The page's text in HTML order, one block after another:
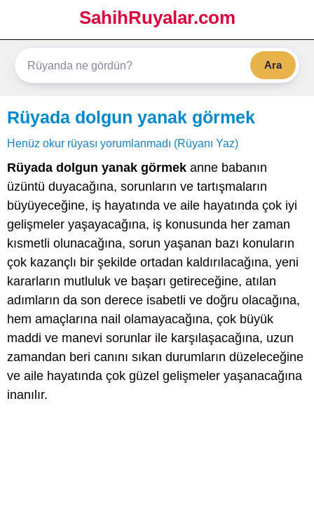
SahihRuyalar.com
Ara
Rüyada dolgun yanak görmek
Henüz okur rüyası yorumlanmadı (Rüyanı Yaz)
Rüyada dolgun yanak görmek anne babanın
üzüntü duyacağına, sorunların ve tartışmaların
büyüyeceğine, iş hayatında ve aile hayatında çok iyi
gelişmeler yaşayacağına, iş konusunda her zaman
kısmetli olunacağına, sorun yaşanan bazı konuların
çok kazançlı bir şekilde ortadan kaldırılacağına, yeni
kararların mutluluk ve başarı getireceğine, atılan
adımların da son derece isabetli ve doğru olacağına,
hem amaçlarına nail olamayacağına, çok büyük
maddi ve manevi sorunlar ile karşılaşacağına, uzun
zamandan beri canını sıkan durumların düzeleceğine
ve aile hayatında çok güzel gelişmeler yaşanacağına
inanılır.